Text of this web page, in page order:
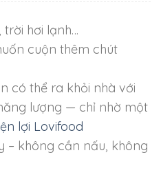
hơi lạnh…
cuộn thêm chút
có thể ra khỏi nhà với
lượng — chỉ nhờ một
lợi Lovifood
– không cần nấu, không